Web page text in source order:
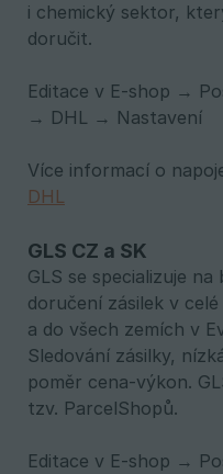
i chemický sektor,
doručit.
Editace v E-shop →
→ DHL → Nastavení
Více informací o
DHL
GLS CZ a SK
GLS se specializuje
doručení zásilek v
a do všech zemích v
Sledování zásilky,
poměr cena-výkon.
tzv. ParcelShopů.
Editace v E-shop →